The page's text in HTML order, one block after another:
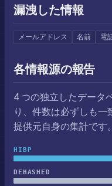
漏洩した情報
メールアドレス 名前 電
各情報源の報告
4 つの独立したデータ
り、件数は必ずしも
提供元自身の集計です。
HIBP
DEHASHED